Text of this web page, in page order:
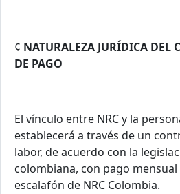
¢ NATURALEZA JURÍDICA DEL
DE PAGO
El vínculo entre NRC y la
establecerá a través de un
labor, de acuerdo con la
colombiana, con pago
escalafón de NRC Colombia.